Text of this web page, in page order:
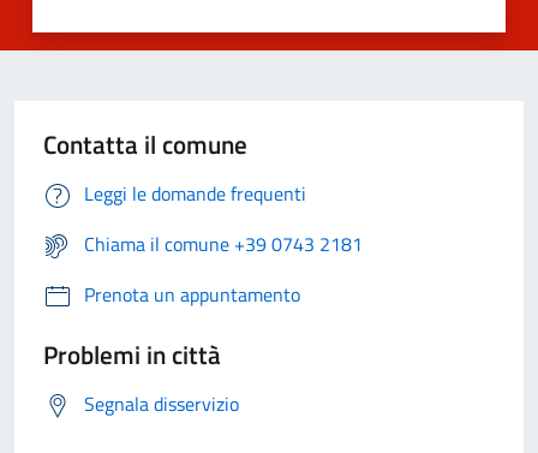
Contatta il comune
Leggi le domande frequenti
Chiama il comune +39 0743 2181
Prenota un appuntamento
Problemi in città
Segnala disservizio